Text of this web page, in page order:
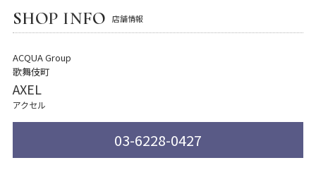
SHOP INFO 店舗情報
ACQUA Group
歌舞伎町
AXEL
アクセル
03-6228-0427